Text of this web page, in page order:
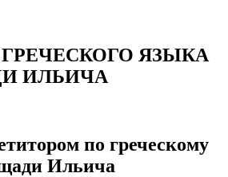
ЯЗЫКА
ИЛЬИЧА
по греческому
Ильича